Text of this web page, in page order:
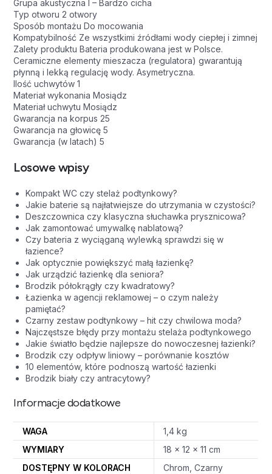
Grupa akustyczna I – Bardzo cicha
Typ otworu 2 otwory
Sposób montażu Do mocowania
Kompatybilność Ze wszystkimi źródłami wody ciepłej i zimnej
Zalety produktu Bateria produkowana jest w Polsce.
Ceramiczne elementy mieszacza (regulatora) gwarantują
płynną i lekką regulację wody. Asymetryczna.
Ilość uchwytów 1
Materiał wykonania Mosiądz
Materiał uchwytu Mosiądz
Gwarancja na korpus 25
Gwarancja na głowicę 5
Gwarancja (w latach) 5
Losowe wpisy
Kompakt WC czy stelaż podtynkowy?
Jakie baterie są najłatwiejsze do utrzymania w czystości?
Deszczownica czy klasyczna słuchawka prysznicowa?
Jak zamontować umywalkę nablatową?
Czy bateria z wyciąganą wylewką sprawdzi się w
łazience?
Jak optycznie powiększyć małą łazienkę?
Jak urządzić łazienkę dla seniora?
Brodzik półokrągły czy kwadratowy?
Łazienka w agencji reklamowej – o czym należy
pamiętać?
Czarny zestaw podtynkowy – hit czy chwilowa moda?
Najczęstsze błędy przy montażu stelaża podtynkowego
Jakie światło będzie najlepsze do nowoczesnej łazienki?
Brodzik czy odpływ liniowy – porównanie kosztów
10 elementów, które podnoszą wartość łazienki
Brodzik biały czy antracytowy?
Informacje dodatkowe
WAGA
1,4 kg
WYMIARY
18 × 12 × 11 cm
DOSTĘPNY W KOLORACH
Chrom, Czarny